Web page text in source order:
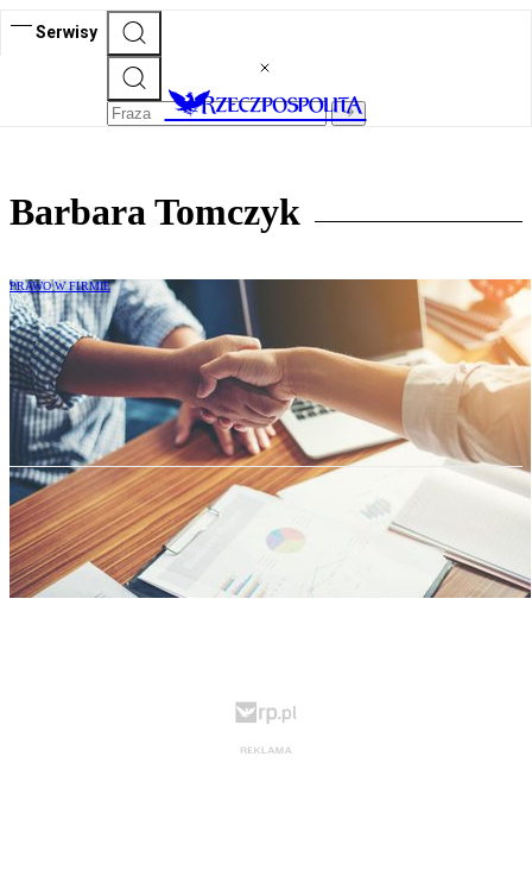
Serwisy
Barbara Tomczyk
PRAWO W FIRMIE
Anonymous Whistleblower Tool:
Narzędzie dla ujawniających zachowania
sprzeczne z prawem konkurencji